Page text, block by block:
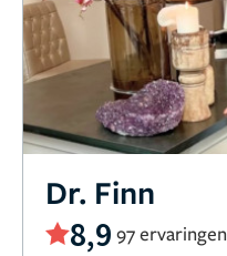
Dr. Finn
8,9 97 ervaringen